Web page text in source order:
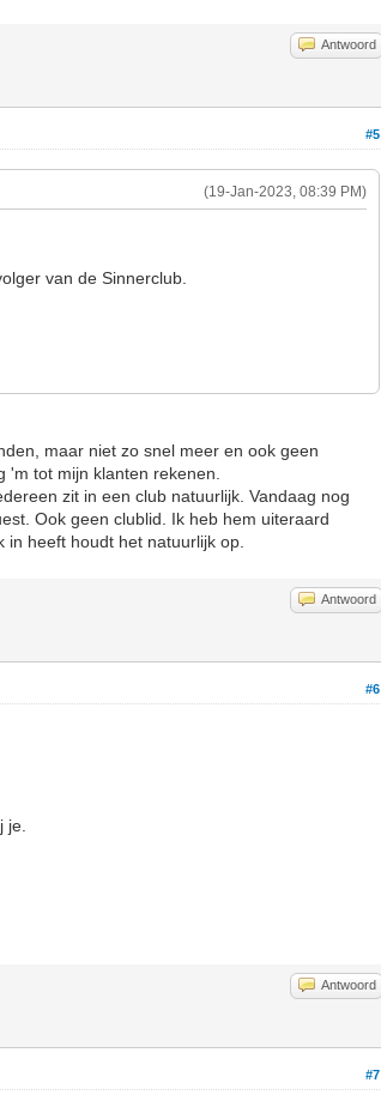
Antwoord
#5
(19-Jan-2023, 08:39 PM)
van de Sinnerclub.
maar niet zo snel meer en ook geen
tot mijn klanten rekenen.
zit in een club natuurlijk. Vandaag nog
Ook geen clublid. Ik heb hem uiteraard
heeft houdt het natuurlijk op.
Antwoord
#6
je.
Antwoord
#7